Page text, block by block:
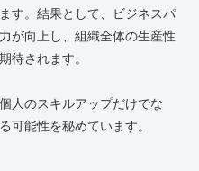
す。結果として、ビジネスパ
が向上し、組織全体の生産性
待されます。
人のスキルアップだけでな
可能性を秘めています。